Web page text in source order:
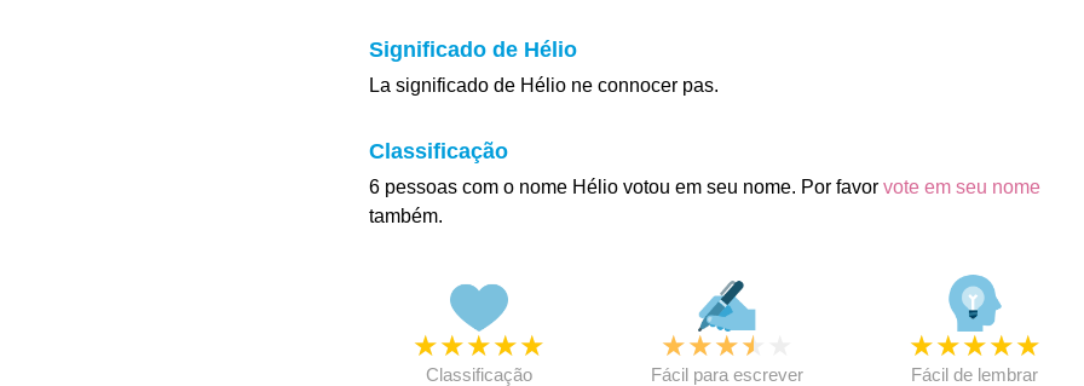
Significado de Hélio
La significado de Hélio ne connocer pas.
Classificação
6 pessoas com o nome Hélio votou em seu nome. Por favor vote em seu nome
também.
★★★★★
Classificação
★★★★
Fácil para escrever
★★★★★
Fácil de lembrar